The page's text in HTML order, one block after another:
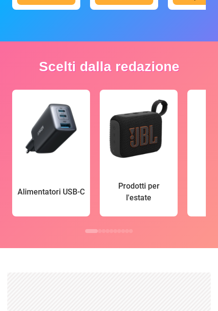
Scelti dalla redazione
Alimentatori USB-C
Prodotti per
l'estate